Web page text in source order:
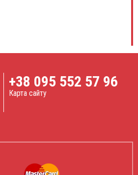
+38 095 552 57 96
Карта сайту